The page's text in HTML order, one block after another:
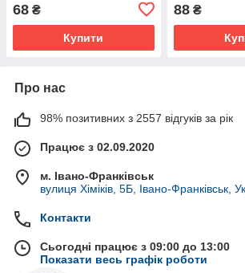
68 ₴
Купити
88₴
Про нас
98% позитивних з 2557 відгуків за рік
Працює з 02.09.2020
м. Івано-Франківськ
вулиця Хіміків, 5Б, Івано-Франківськ,
Контакти
Сьогодні працює з 09:00 до 13:00
Показати весь графік роботи